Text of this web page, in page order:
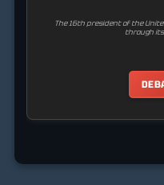
The 16th president of the
through its